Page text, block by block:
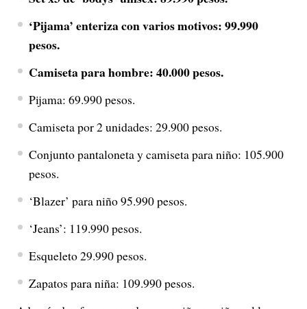
‘Pijama’ enteriza con varios motivos: 99.990
pesos.
Camiseta para hombre: 40.000 pesos.
Pijama: 69.990 pesos.
Camiseta por 2 unidades: 29.900 pesos.
Conjunto pantaloneta y camiseta para niño: 105.900
pesos.
‘Blazer’ para niño 95.990 pesos.
‘Jeans’: 119.990 pesos.
Esqueleto 29.990 pesos.
Zapatos para niña: 109.990 pesos.